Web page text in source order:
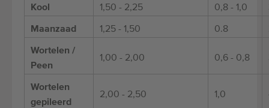
Kool 1,50 - 2,25 0,8 - 1,0
Maanzaad 1,25 - 1,50 0.8
Wortelen /
Peen
1,00 - 2,00 0,6 - 0,8
Wortelen
gepileerd
2,00 - 2,50 1,0